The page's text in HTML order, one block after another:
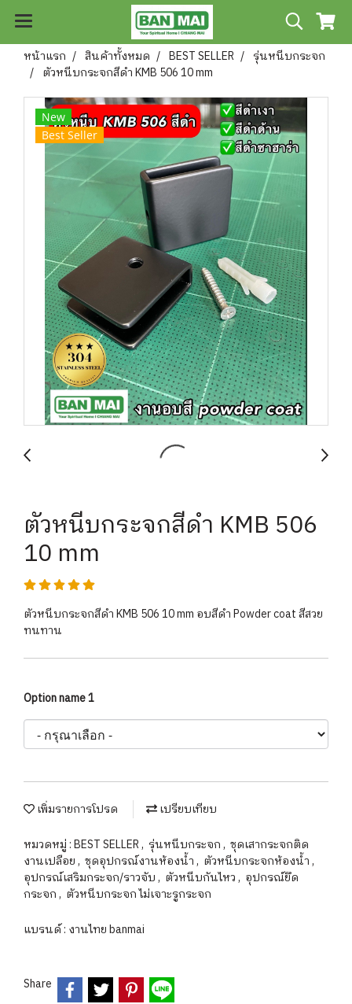
หน้าแรก สินค้าทั้งหมด BEST SELLER
รุ่นหนีบกระจก
ตัวหนีบกระจกสีดำ KMB 506 10 mm
New
Best Seller
ตัวหนีบกระจกสีดำ KMB 506
10 mm
ตัวหนีบกระจกสีดำ KMB 506 10 mm อบสีดำ Powder coat สีสวย
ทนทาน
Option name 1
เพิ่มรายการโปรด
เปรียบเทียบ
หมวดหมู่ :BEST SELLER, รุ่นหนีบกระจก, ชุดเสากระจกติด
งานเปลือย, ชุดอุปกรณ์งานห้องน้ำ, ตัวหนีบกระจกห้องน้ำ,
อุปกรณ์เสริมกระจก/ราวจับ, ตัวหนีบกันไหว, อุปกรณ์ยึด
กระจก, ตัวหนีบกระจก ไม่เจาะรูกระจก
แบรนด์ : งานไทย banmai
Share